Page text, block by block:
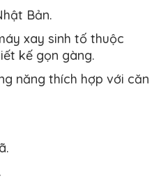
Bản.
xay sinh tố thuộc
kế gọn gàng.
năng thích hợp với căn